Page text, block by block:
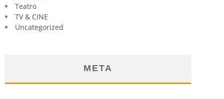
Teatro
TV & CINE
Uncategorized
META